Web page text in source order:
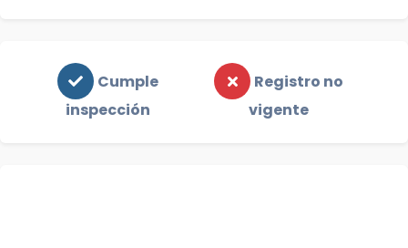
Cumple
inspección
Registro no
vigente